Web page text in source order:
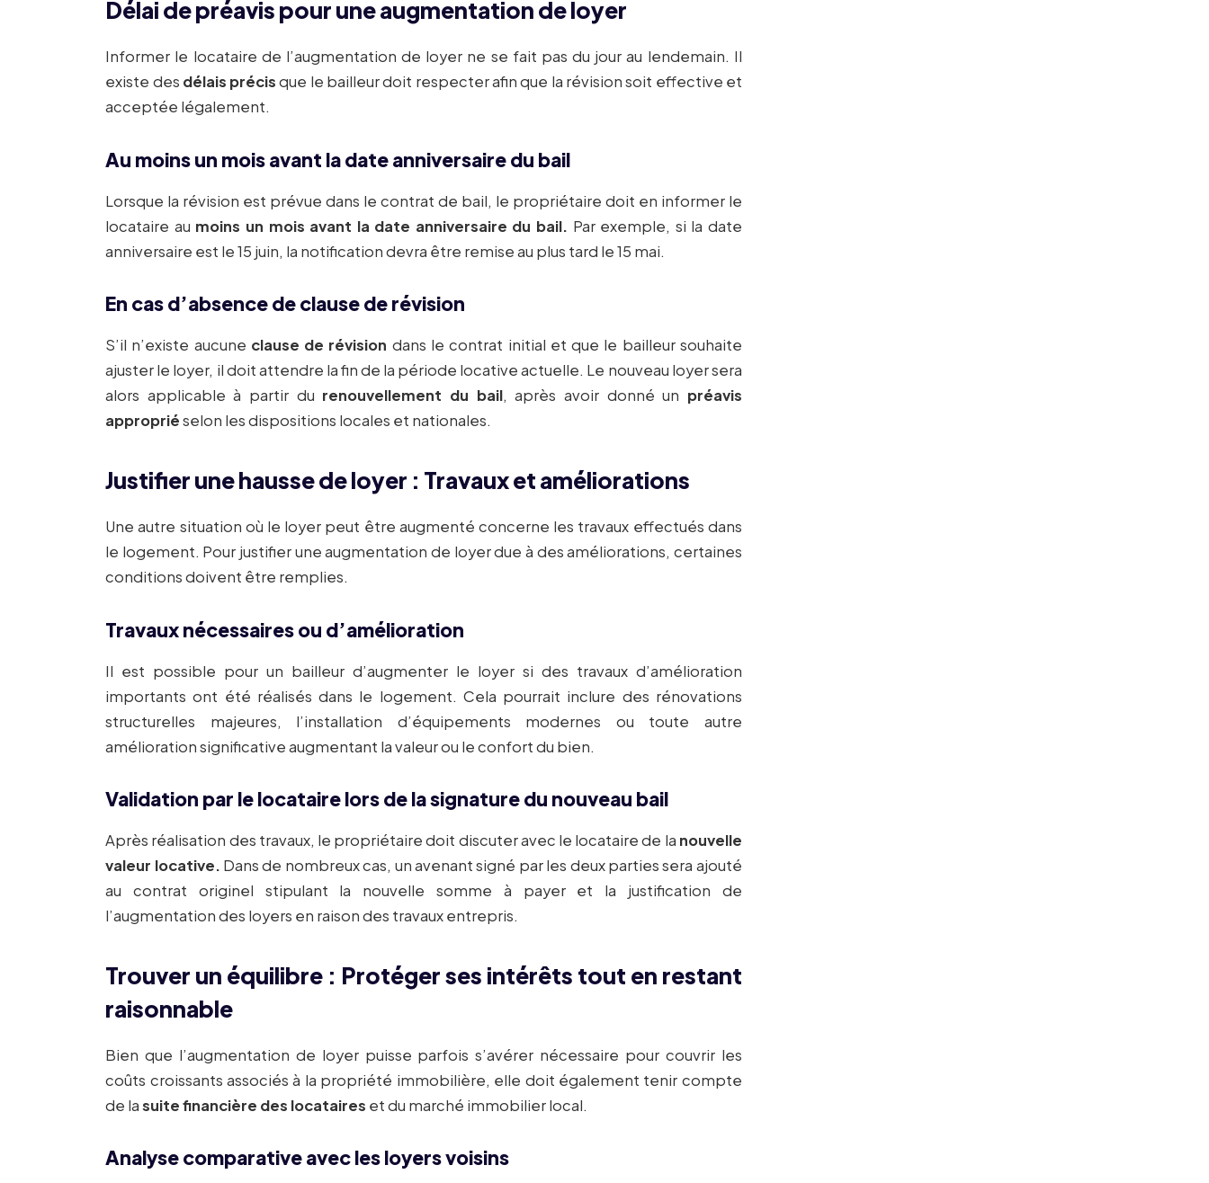
Délai de préavis pour une augmentation de loyer
Informer le locataire de l’augmentation de loyer ne se fait pas du jour au lendemain. Il
existe des délais précisque le bailleur doit respecter afin que la révision soit effective et
acceptée légalement.
Au moins un mois avant la date anniversaire du bail
Lorsque la révision est prévue dans le contrat de bail, le propriétaire doit en informer le
locataire au moins un mois avant la date anniversaire du bail. Par exemple, si la date
anniversaire est le 15 juin, la notification devra être remise au plus tard le 15 mai.
En cas d’absence de clause de révision
S’il n’existe aucune clause de révision dans le contrat initial et que le bailleur souhaite
ajuster le loyer, il doit attendre la fin de la période locative actuelle. Le nouveau loyer sera
alors applicable à partir du renouvellement du bail, après avoir donné un préavis
appropriéselon les dispositions locales et nationales.
Justifier une hausse de loyer : Travaux et améliorations
Une autre situation où le loyer peut être augmenté concerne les travaux effectués dans
le logement. Pour justifier une augmentation de loyer due à des améliorations, certaines
conditions doivent être remplies.
Travaux nécessaires ou d’amélioration
Il est possible pour un bailleur d’augmenter le loyer si des travaux d’amélioration
importants ont été réalisés dans le logement. Cela pourrait inclure des rénovations
structurelles majeures, l’installation d’équipements modernes ou toute autre
amélioration significative augmentant la valeur ou le confort du bien.
Validation par le locataire lors de la signature du nouveau bail
Après réalisation des travaux, le propriétaire doit discuter avec le locataire de la nouvelle
valeur locative. Dans de nombreux cas, un avenant signé par les deux parties sera ajouté
au contrat originel stipulant la nouvelle somme à payer et la justification de
l’augmentation des loyers en raison des travaux entrepris.
Trouver un équilibre : Protéger ses intérêts tout en restant
raisonnable
Bien que l’augmentation de loyer puisse parfois s’avérer nécessaire pour couvrir les
coûts croissants associés à la propriété immobilière, elle doit également tenir compte
de lasuite financière des locataires et du marché immobilier local.
Analyse comparative avec les loyers voisins